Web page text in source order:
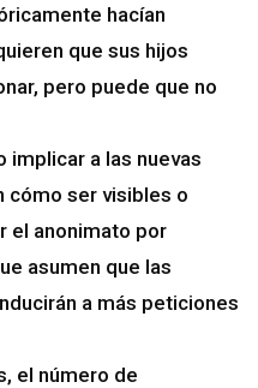
hacían
que sus hijos
pero puede que no
implicar a las nuevas
cómo ser visibles o
el anonimato por
asumen que las
a más peticiones
el número de